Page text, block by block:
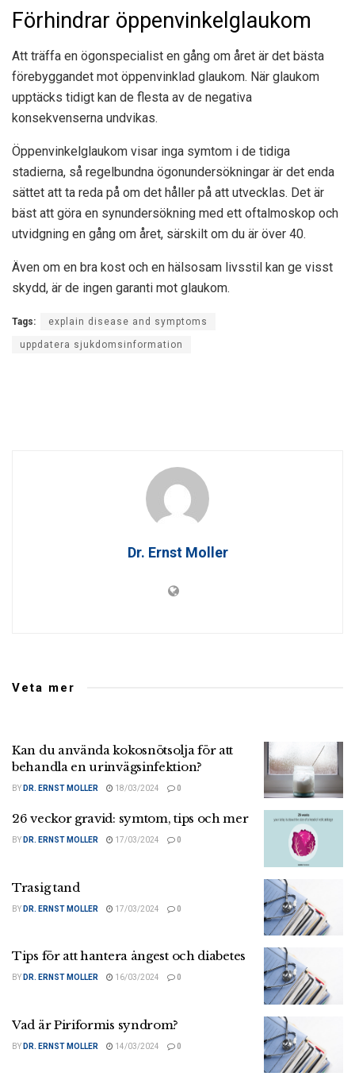
Förhindrar öppenvinkelglaukom
Att träffa en ögonspecialist en gång om året är det bästa
förebyggandet mot öppenvinklad glaukom. När glaukom
upptäcks tidigt kan de flesta av de negativa
konsekvenserna undvikas.
Öppenvinkelglaukom visar inga symtom i de tidiga
stadierna, så regelbundna ögonundersökningar är det enda
sättet att ta reda på om det håller på att utvecklas. Det är
bäst att göra en synundersökning med ett oftalmoskop och
utvidgning en gång om året, särskilt om du är över 40.
Även om en bra kost och en hälsosam livsstil kan ge visst
skydd, är de ingen garanti mot glaukom.
Tags: explain disease and symptoms
uppdatera sjukdomsinformation
Dr. Ernst Moller
Veta mer
Kan du använda kokosnötsolja för att
behandla en urinvägsinfektion?
BY DR. ERNST MOLLER 18/03/2024 0
26 veckor gravid: symtom, tips och mer
BY DR. ERNST MOLLER 17/03/2024 0
Trasig tand
BY DR. ERNST MOLLER 17/03/2024 0
Tips för att hantera ångest och diabetes
BY DR. ERNST MOLLER 16/03/2024 0
Vad är Piriformis syndrom?
BY DR. ERNST MOLLER 14/03/2024 0